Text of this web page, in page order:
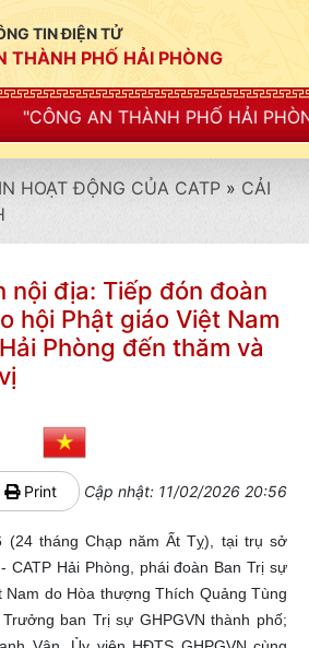
TIN ĐIỆN TỬ
THÀNH PHỐ HẢI PHÒNG
PHỐ HẢI PHÒNG SIẾT CHẶT KỶ
HOẠT ĐỘNG CỦA CATP » CẢI
nội địa: Tiếp đón đoàn
hội Phật giáo Việt Nam
Phòng đến thăm và
Print Cập nhật: 11/02/2026 20:56
(24 tháng Chạp năm Ất Tỵ), tại trụ sở
CATP Hải Phòng, phái đoàn Ban Trị sự
Nam do Hòa thượng Thích Quảng Tùng
ban Trị sự GHPGVN thành phố;